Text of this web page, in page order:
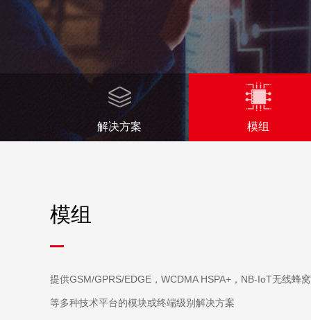
解决方案 模组
模组
提供GSM/GPRS/EDGE，WCDMA HSPA+，NB-IoT无线蜂
等多种技术平台的模块或终端级别解决方案